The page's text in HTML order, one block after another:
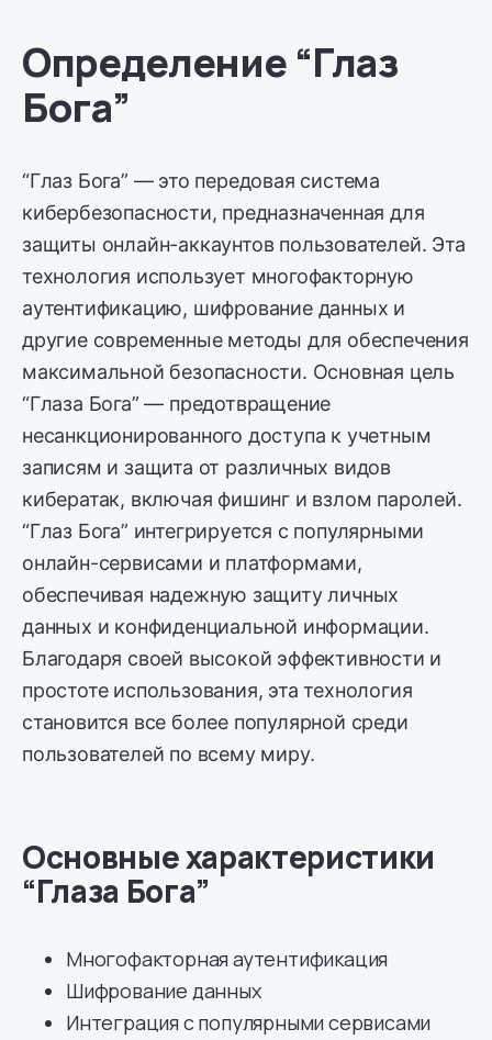
Определение “Глаз
Бога”
“Глаз Бога” — это передовая система
кибербезопасности, предназначенная для
защиты онлайн-аккаунтов пользователей. Эта
технология использует многофакторную
аутентификацию, шифрование данных и
другие современные методы для обеспечения
максимальной безопасности. Основная цель
“Глаза Бога” — предотвращение
несанкционированного доступа к учетным
записям и защита от различных видов
кибератак, включая фишинг и взлом паролей.
“Глаз Бога” интегрируется с популярными
онлайн-сервисами и платформами,
обеспечивая надежную защиту личных
данных и конфиденциальной информации.
Благодаря своей высокой эффективности и
простоте использования, эта технология
становится все более популярной среди
пользователей по всему миру.
Основные характеристики
“Глаза Бога”
Многофакторная аутентификация
Шифрование данных
Интеграция с популярными сервисами